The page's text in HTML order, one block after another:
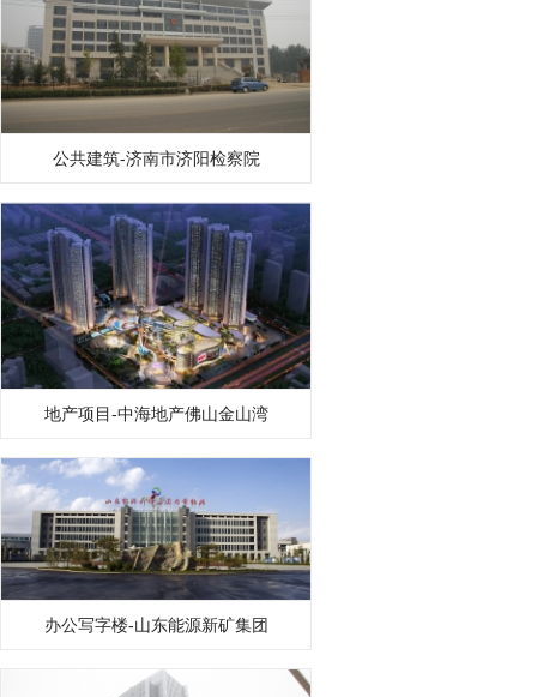
公共建筑-济南市济阳检察院
地产项目-中海地产佛山金山湾
办公写字楼-山东能源新矿集团